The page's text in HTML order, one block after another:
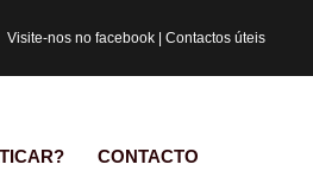
Visite-nos no facebook Contactos úteis
CONTACTO